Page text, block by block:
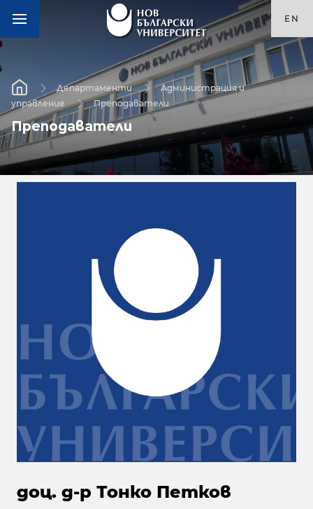
EN
Департаменти
Администрация и
управление
Преподаватели
Преподаватели
доц. д-р Тонко Петков